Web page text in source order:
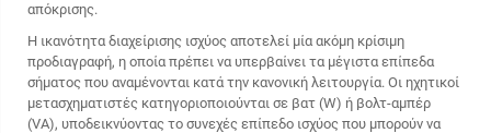
απόκρισης.
Η ικανότητα διαχείρισης ισχύος αποτελεί μία ακόμη κρίσιμη
προδιαγραφή, η οποία πρέπει να υπερβαίνει τα μέγιστα επίπεδα
σήματος που αναμένονται κατά την κανονική λειτουργία. Οι ηχητικοί
μετασχηματιστές κατηγοριοποιούνται σε βατ (W) ή βολτ-αμπέρ
(VA), υποδεικνύοντας το συνεχές επίπεδο ισχύος που μπορούν να